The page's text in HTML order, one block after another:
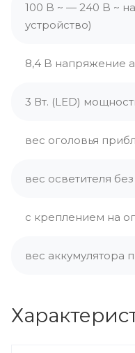
100 B ~ — 240 B ~
устройство)
8,4 B напряжение
3 Вт. (LED)
вес оголовья
вес осветителя
с креплением на
вес аккумулятора